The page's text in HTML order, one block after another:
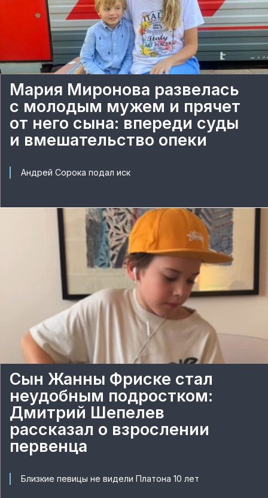
Мария Миронова развелась
с молодым мужем и прячет
от него сына: впереди суды
и вмешательство опеки
Андрей Сорока подал иск
Сын Жанны Фриске стал
неудобным подростком:
Дмитрий Шепелев
рассказал о взрослении
первенца
Близкие певицы не видели Платона 10 лет